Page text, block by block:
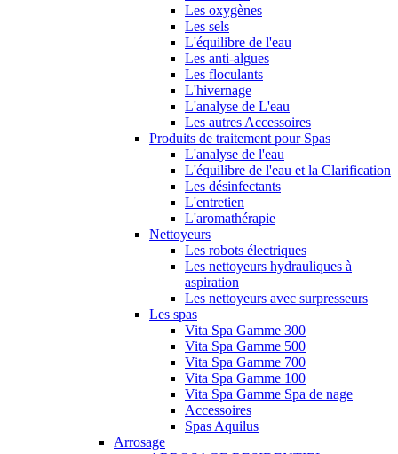
Les oxygènes
Les sels
L'équilibre de l'eau
Les anti-algues
Les floculants
L'hivernage
L'analyse de L'eau
Les autres Accessoires
Produits de traitement pour Spas
L'analyse de l'eau
L'équilibre de l'eau et la Clarification
Les désinfectants
L'entretien
L'aromathérapie
Nettoyeurs
Les robots électriques
Les nettoyeurs hydrauliques à
aspiration
Les nettoyeurs avec surpresseurs
Les spas
Vita Spa Gamme 300
Vita Spa Gamme 500
Vita Spa Gamme 700
Vita Spa Gamme 100
Vita Spa Gamme Spa de nage
Accessoires
Spas Aquilus
Arrosage